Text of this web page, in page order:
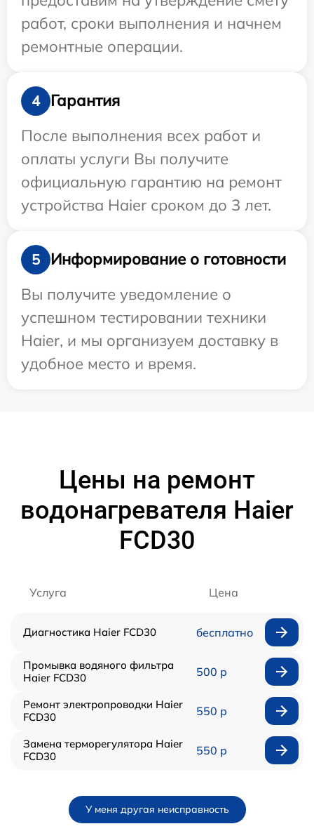
работ, сроки выполнения и начнем
ремонтные операции.
4
Гарантия
После выполнения всех работ и
оплаты услуги Вы получите
официальную гарантию на ремонт
устройства Haier сроком до 3 лет.
5
Информирование о готовности
Вы получите уведомление о
успешном тестировании техники
Haier, и мы организуем доставку в
удобное место и время.
Цены на ремонт
водонагревателя Haier
FCD30
Услуга Цена
Диагностика Haier FCD30 бесплатно
Промывка водяного фильтра
Haier FCD30
500 р
Ремонт электропроводки Haier
FCD30
550 р
Замена терморегулятора Haier
FCD30
550 р
У меня другая неисправность